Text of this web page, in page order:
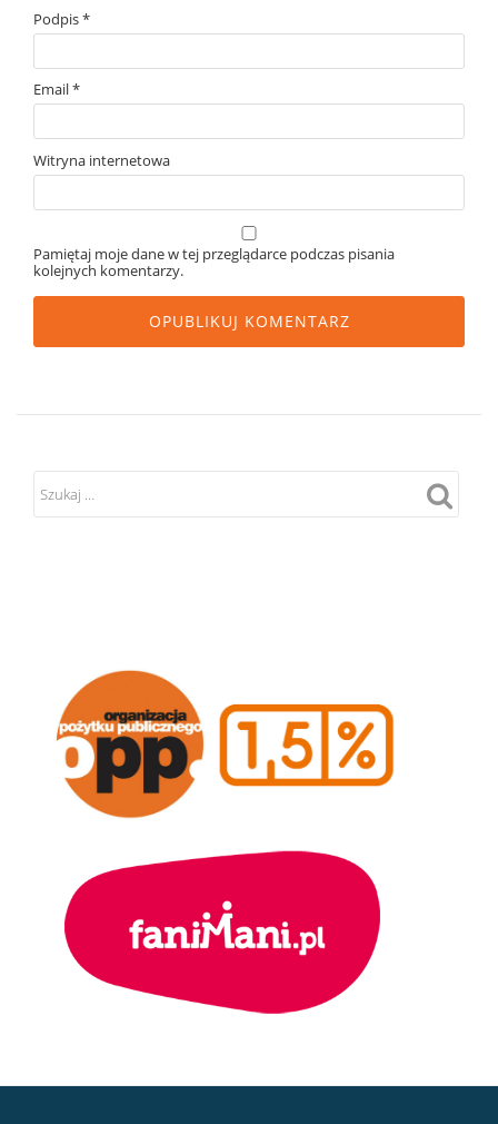
Podpis*
Email*
Witryna internetowa
Pamiętaj moje dane w tej przeglądarce podczas pisania
kolejnych komentarzy.